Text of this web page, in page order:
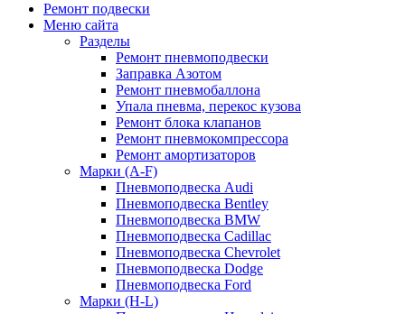
Ремонт подвески
Меню сайта
Разделы
Ремонт пневмоподвески
Заправка Азотом
Ремонт пневмобаллона
Упала пневма, перекос кузова
Ремонт блока клапанов
Ремонт пневмокомпрессора
Ремонт амортизаторов
Марки (A-F)
Пневмоподвеска Audi
Пневмоподвеска Bentley
Пневмоподвеска BMW
Пневмоподвеска Cadillac
Пневмоподвеска Chevrolet
Пневмоподвеска Dodge
Пневмоподвеска Ford
Марки (H-L)